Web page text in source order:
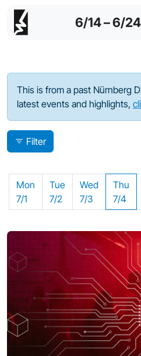
6/14 – 6/
Program - 2024
This is from a past Nürnberg
latest events and highlights,
Filter
Mon
7/1
Tue
7/2
Wed
7/3
Thu
7/4